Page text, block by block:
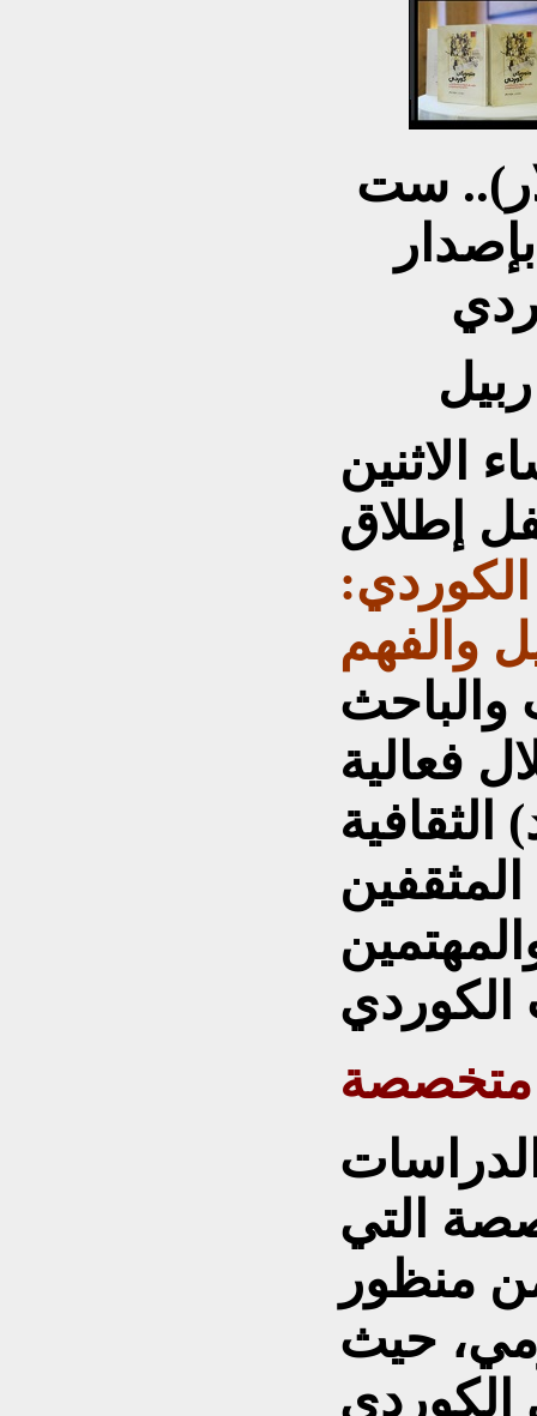
ست
الاثنين
2026، حفل إطلاق
والفهم
والباحث
فعالية
متخصصة
التي
منظور
حيث